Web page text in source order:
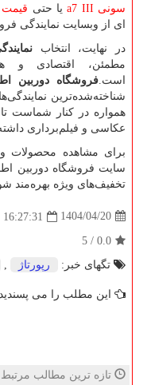
سونی a7 IIIیا حتی
ای از وبسایت نمایندگی
در نهایت، انتخاب
مطمئن، اقتصادی و
است.فروشگاه دوربین
شناخته‌شده‌ترین
همواره در کنار شماست
عکاسی و فیلم‌برداری
برای مشاهده محصولات و
سایت فروشگاه دوربین
تخفیف‌های ویژه بهره‌مند
1404/04/20
16:27:31
0.0
/
5
تگهای خبر:
رپورتاژ ,
این مطلب را می
تازه ترین مطالب مرتبط